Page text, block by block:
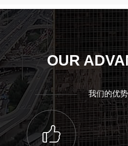
ꀧ
OUR
我们的优势